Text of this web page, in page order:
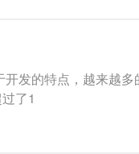
发的特点，越来越
了1